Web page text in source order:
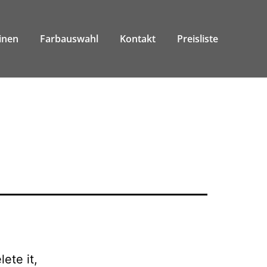
Farbauswahl Kontakt Preisliste
it,